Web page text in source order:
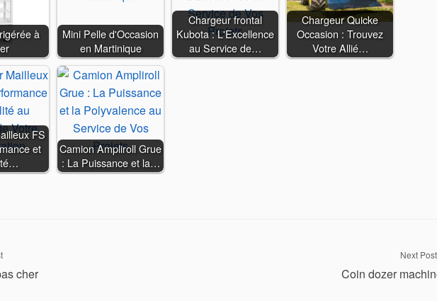
à
Mini Pelle d'Occasion
en Martinique
Chargeur frontal
Kubota : L'Excellence
au Service de…
Chargeur Quicke
Occasion : Trouvez
Votre Allié…
FS
et
Camion Ampliroll Grue
: La Puissance et la…
cher
Next Post
Coin dozer